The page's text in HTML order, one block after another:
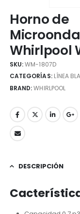
Horno de
Whirlpool
SKU:WM-1807D
CATEGORÍAS: LÍNEA
BRAND:WHIRLPOOL
DESCRIPCIÓN